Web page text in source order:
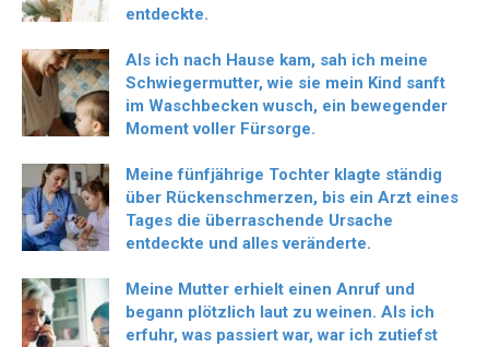
entdeckte.
Als ich nach Hause kam, sah ich meine
Schwiegermutter, wie sie mein Kind sanft
im Waschbecken wusch, ein bewegender
Moment voller Fürsorge.
Meine fünfjährige Tochter klagte ständig
über Rückenschmerzen, bis ein Arzt eines
Tages die überraschende Ursache
entdeckte und alles veränderte.
Meine Mutter erhielt einen Anruf und
begann plötzlich laut zu weinen. Als ich
erfuhr, was passiert war, war ich zutiefst